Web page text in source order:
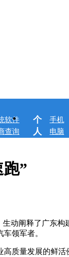
软件
查询
个
人
手机
电脑
”
动阐释了广东
领军者。
质量发展的鲜